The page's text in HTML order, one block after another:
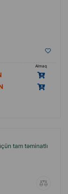
Almaq
tam təminatlı